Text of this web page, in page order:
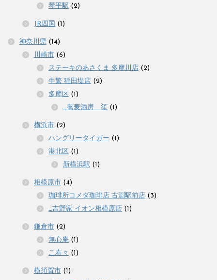
琴平駅 (2)
JR四国 (1)
神奈川県 (14)
川崎市 (6)
ステーキのあさくま 多摩川店 (2)
牛繁 稲田堤店 (2)
多摩区 (1)
_蕎麦酒房 笙 (1)
横浜市 (2)
ハングリータイガー (1)
港北区 (1)
新横浜駅 (1)
相模原市 (4)
珈琲所コメダ珈琲店 古淵駅前店 (3)
_吉野家 イオン相模原店 (1)
鎌倉市 (2)
無心庵 (1)
こ寿々 (1)
横須賀市 (1)